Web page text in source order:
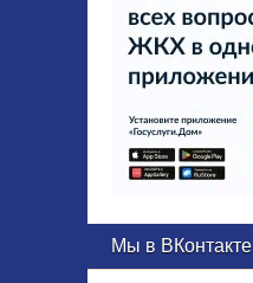
Мы в ВКонтакте